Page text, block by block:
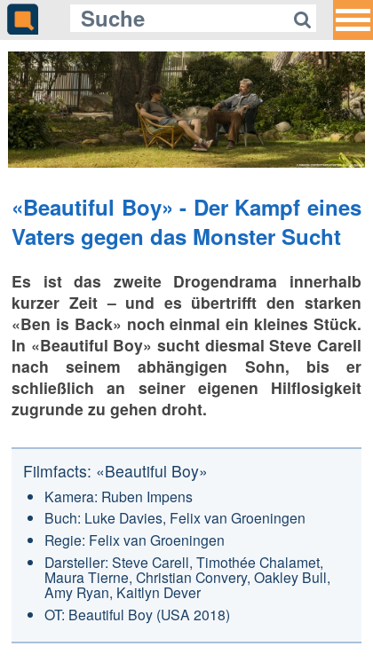
«Beautiful Boy» - Der Kampf eines
Vaters gegen das Monster Sucht
Es ist das zweite Drogendrama innerhalb
kurzer Zeit – und es übertrifft den starken
«Ben is Back» noch einmal ein kleines Stück.
In «Beautiful Boy» sucht diesmal Steve Carell
nach seinem abhängigen Sohn, bis er
schließlich an seiner eigenen Hilflosigkeit
zugrunde zu gehen droht.
Filmfacts: «Beautiful Boy»
Kamera: Ruben Impens
Buch: Luke Davies, Felix van Groeningen
Regie: Felix van Groeningen
Darsteller: Steve Carell, Timothée Chalamet,
Maura Tierne, Christian Convery, Oakley Bull,
Amy Ryan, Kaitlyn Dever
OT: Beautiful Boy (USA 2018)